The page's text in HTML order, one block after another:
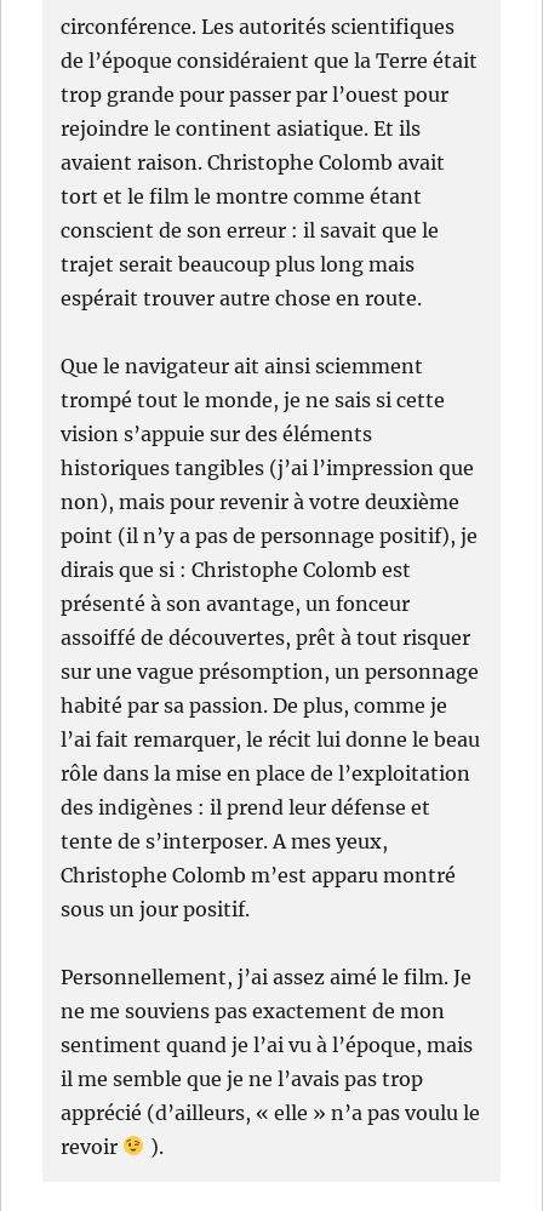
circonférence. Les autorités scientifiques
de l’époque considéraient que la Terre était
trop grande pour passer par l’ouest pour
rejoindre le continent asiatique. Et ils
avaient raison. Christophe Colomb avait
tort et le film le montre comme étant
conscient de son erreur : il savait que le
trajet serait beaucoup plus long mais
espérait trouver autre chose en route.
Que le navigateur ait ainsi sciemment
trompé tout le monde, je ne sais si cette
vision s’appuie sur des éléments
historiques tangibles (j’ai l’impression que
non), mais pour revenir à votre deuxième
point (il n’y a pas de personnage positif), je
dirais que si : Christophe Colomb est
présenté à son avantage, un fonceur
assoiffé de découvertes, prêt à tout risquer
sur une vague présomption, un personnage
habité par sa passion. De plus, comme je
l’ai fait remarquer, le récit lui donne le beau
rôle dans la mise en place de l’exploitation
des indigènes : il prend leur défense et
tente de s’interposer. A mes yeux,
Christophe Colomb m’est apparu montré
sous un jour positif.
Personnellement, j’ai assez aimé le film. Je
ne me souviens pas exactement de mon
sentiment quand je l’ai vu à l’époque, mais
il me semble que je ne l’avais pas trop
apprécié (d’ailleurs, « elle » n’a pas voulu le
revoir
).